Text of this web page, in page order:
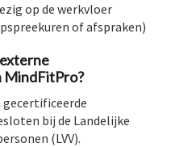
op de werkvloer
of afspraken)
MindFitPro?
bij de Landelijke
(LVV).